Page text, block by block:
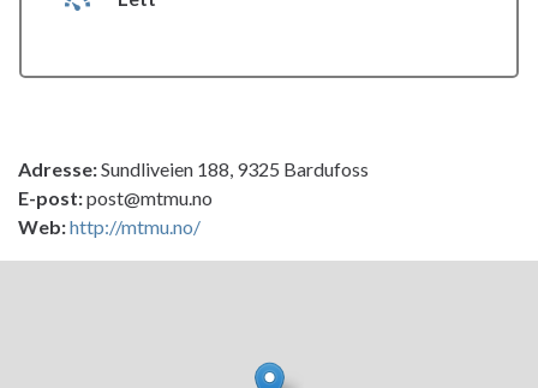
Adresse:Sundliveien 188, 9325 Bardufoss
E-post:post@mtmu.no
Web:http://mtmu.no/